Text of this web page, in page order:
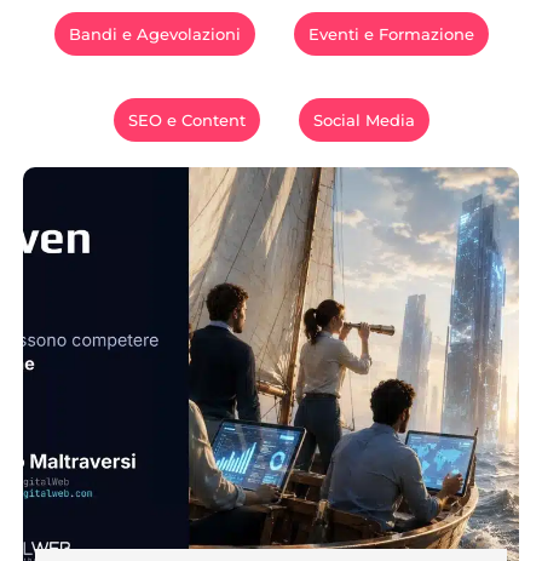
Bandi e Agevolazioni Eventi e Formazione
SEO e Content Social Media